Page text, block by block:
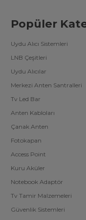
Popüler
Uydu Alıcı Sistemleri
LNB Çeşitleri
Uydu Alıcılar
Merkezi Anten Santralleri
Tv Led Bar
Anten Kabloları
Çanak Anten
Fotokapan
Access Point
Kuru Aküler
Notebook Adaptör
Tv Tamir Malzemeleri
Güvenlik Sistemleri